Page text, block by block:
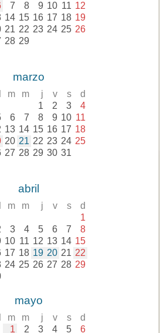
7 8 9 10 11 12
14 15 16 17 18 19
21 22 23 24 25 26
28 29
marzo
m m j v s d
1 2 3 4
6 7 8 9 10 11
13 14 15 16 17 18
20 21 22 23 24 25
27 28 29 30 31
abril
m m j v s d
1
3 4 5 6 7 8
10 11 12 13 14 15
17 18 19 20 21 22
24 25 26 27 28 29
mayo
m m j v s d
1 2 3 4 5 6